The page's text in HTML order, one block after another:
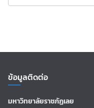
ข้อมูลติดต่อ
มหาวิทยาลัยราชภัฏเลย